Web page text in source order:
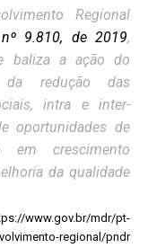
Regional
nº 9.810, de 2019,
baliza a ação do
redução das
intra e inter-
oportunidades de
em crescimento
da qualidade
www.gov.br/mdr/pt-
regional/pndr